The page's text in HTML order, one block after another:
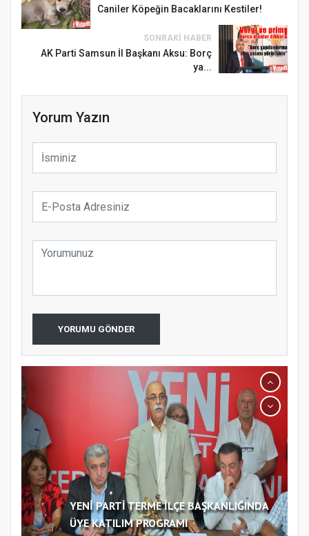
Caniler Köpeğin Bacaklarını Kestiler!
SONRAKI HABER
AK Parti Samsun İl Başkanı Aksu: Borç
ya...
Yorum Yazın
YORUMU GÖNDER
YENİ PARTİ TERME İLÇE BAŞKANLIĞINDA
ÜYE KATILIM PROGRAMI